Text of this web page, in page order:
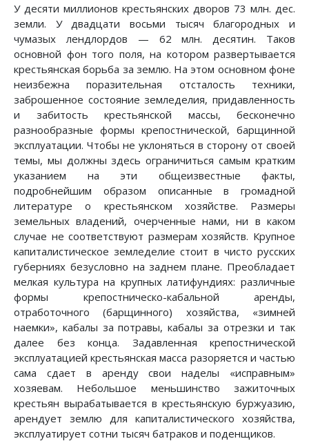
У десяти миллионов крестьянских дворов 73 млн. дес.
земли. У двадцати восьми тысяч благородных и
чумазых лендлордов — 62 млн. десятин. Таков
основной фон того поля, на котором развертывается
крестьянская борьба за землю. На этом основном фоне
неизбежна поразительная отсталость техники,
заброшенное состояние земледелия, придавленность
и забитость крестьянской массы, бесконечно
разнообразные формы крепостнической, барщинной
эксплуатации. Чтобы не уклоняться в сторону от своей
темы, мы должны здесь ограничиться самым кратким
указанием на эти общеизвестные факты,
подробнейшим образом описанные в громадной
литературе о крестьянском хозяйстве. Размеры
земельных владений, очерченные нами, ни в каком
случае не соответствуют размерам хозяйств. Крупное
капиталистическое земледелие стоит в чисто русских
губерниях безусловно на заднем плане. Преобладает
мелкая культура на крупных латифундиях: различные
формы крепостническо-кабальной аренды,
отработочного (барщинного) хозяйства, «зимней
наемки», кабалы за потравы, кабалы за отрезки и так
далее без конца. Задавленная крепостнической
эксплуатацией крестьянская масса разоряется и частью
сама сдает в аренду свои наделы «исправным»
хозяевам. Небольшое меньшинство зажиточных
крестьян вырабатывается в крестьянскую буржуазию,
арендует землю для капиталистического хозяйства,
эксплуатирует сотни тысяч батраков и поденщиков.